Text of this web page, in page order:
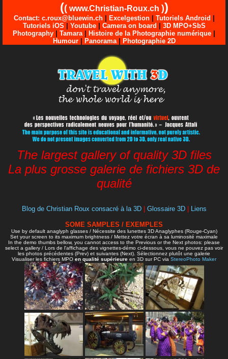
(( www.Christian-Roux.ch ))
Contact: c.roux@bluewin.ch| Excelgestion| Tutoriels Android
Tutoriels iOS
Youtube| Camera on board
3D MPO+SbS
Photography
Tamara| Histoire de la Photographie numérique
Humour| Panorama| Photographie 2D
The largest gallery of quality 3D files
La plus grosse galerie de fichiers 3D de
qualité
Blog de Christian Roux consacré à la 3D| Glossaire 3D| Liens
SOME SAMPLES / EXEMPLES
Use by default anaglyph glasses / Nécessite des lunettes 3D Anaglyphes (Rouge-Cyan)
Set your screen to its maximum brightness / Mettez votre écran à sa luminosité maximale
In the demo thumbs bellow, you cannot access to the Previous or the Next photos: please
select a gallery / Lors de l'affichage des vignettes-démo ci-dessous, vous ne pouvez pas voir
les photos précédentes (Prev) et suivantes (Next). Sélectionnez plutôt une galerie
Visualiser les fichiers MPO en qualité supérieure en 3D sur PC via StereoPhoto Maker